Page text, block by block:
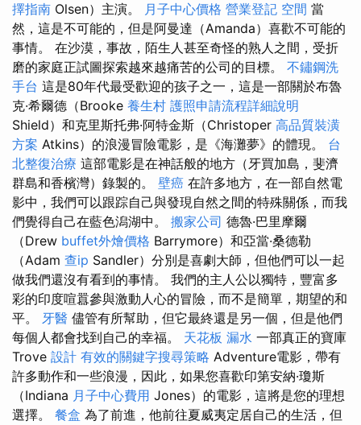
擇指南 Olsen）主演。 月子中心價格 營業登記 空間 當
然，這是不可能的，但是阿曼達（Amanda）喜歡不可能的
事情。 在沙漠，事故，陌生人甚至奇怪的熟人之間，受折
磨的家庭正試圖探索越來越痛苦的公司的目標。 不鏽鋼洗
手台 這是80年代最受歡迎的孩子之一，這是一部關於布魯
克·希爾德（Brooke 養生村 護照申請流程詳細說明
Shield）和克里斯托弗·阿特金斯（Christoper 高品質裝潢
方案 Atkins）的浪漫冒險電影，是《海灘夢》的體現。 台
北整復治療 這部電影是在神話般的地方（牙買加島，斐濟
群島和香檳灣）錄製的。 壁癌 在許多地方，在一部自然電
影中，我們可以跟踪自己與發現自然之間的特殊關係，而我
們覺得自己在藍色潟湖中。 搬家公司 德魯·巴里摩爾
（Drew buffet外燴價格 Barrymore）和亞當·桑德勒
（Adam 查ip Sandler）分別是喜劇大師，但他們可以一起
做我們還沒有看到的事情。 我們的主人公以獨特，豐富多
彩的印度喧囂參與激動人心的冒險，而不是簡單，期望的和
平。 牙醫 儘管有所幫助，但它最終還是另一個，但是他們
每個人都會找到自己的幸福。 天花板 漏水 一部真正的寶庫
Trove 設計 有效的關鍵字搜尋策略 Adventure電影，帶有
許多動作和一些浪漫，因此，如果您喜歡印第安納·瓊斯
（Indiana 月子中心費用 Jones）的電影，這將是您的理想
選擇。 餐盒 為了前進，他前往夏威夷定居自己的生活，但